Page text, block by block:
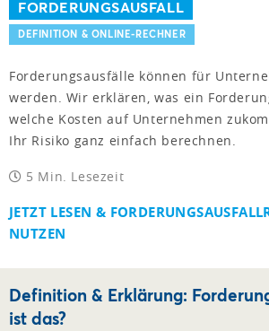
FORDERUNGSAUSFALL
DEFINITION & ONLINE-RECHNER
Forderungsausfälle können für
werden. Wir erklären, was ein
welche Kosten auf Unternehmen
Ihr Risiko ganz einfach berechnen.
5 Min. Lesezeit
JETZT LESEN &
NUTZEN
Definition & Erklärung:
ist das?